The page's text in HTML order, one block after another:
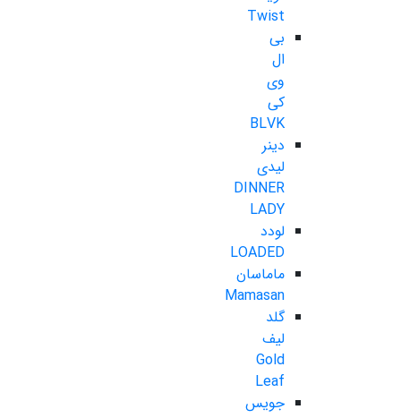
Twist
بی
ال
وی
کی
BLVK
دینر
لیدی
DINNER
LADY
لودد
LOADED
ماماسان
Mamasan
گلد
لیف
Gold
Leaf
جویس